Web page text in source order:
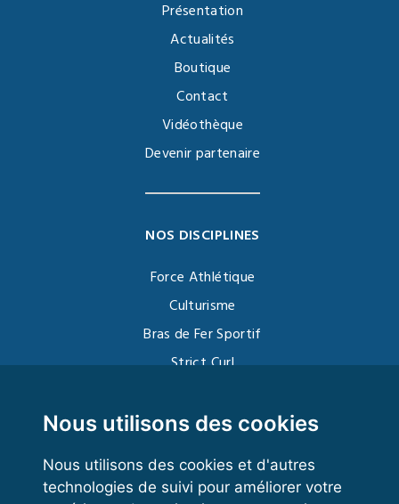
Nous utilisons des cookies
Nous utilisons des cookies et d'autres
technologies de suivi pour améliorer votre
Présentation
Actualités
Boutique
Contact
Vidéothèque
Devenir partenaire
NOS DISCIPLINES
Force Athlétique
Culturisme
Bras de Fer Sportif
Strict Curl
Kettlebell